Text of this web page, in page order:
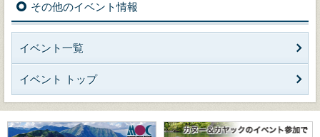
その他のイベント情報
イベント一覧
イベント トップ